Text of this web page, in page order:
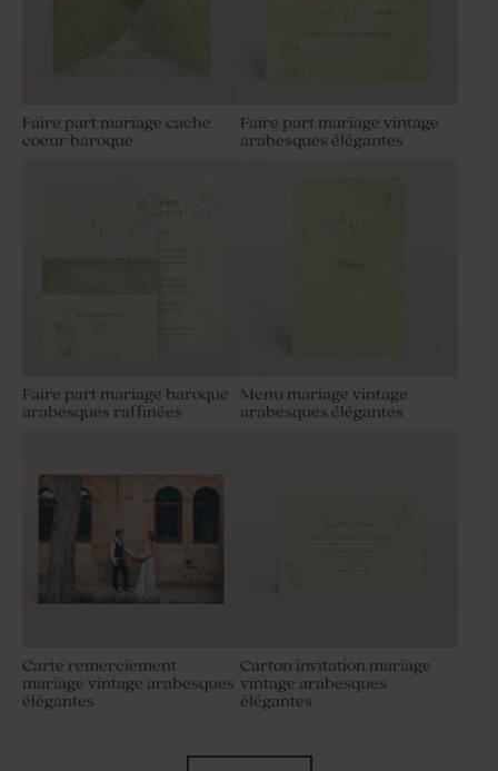
Faire part mariage cache
coeur baroque
Faire part mariage vintage
arabesques élégantes
Faire part mariage baroque
arabesques raffinées
Menu mariage vintage
arabesques élégantes
Carte remerciement
mariage vintage arabesques
élégantes
Carton invitation mariage
vintage arabesques
élégantes